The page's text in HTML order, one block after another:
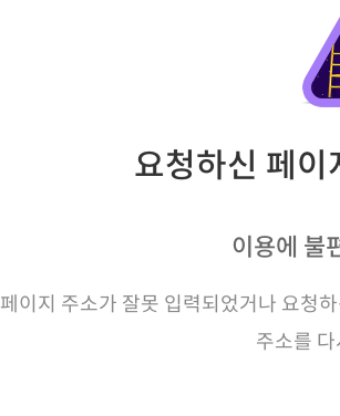
요청하신 페
이용에 불
페이지 주소가 잘못 입력되었거나 요청
주소를